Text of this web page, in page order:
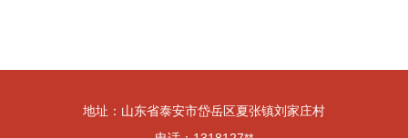
地址：山东省泰安市岱岳区夏张镇刘家庄村